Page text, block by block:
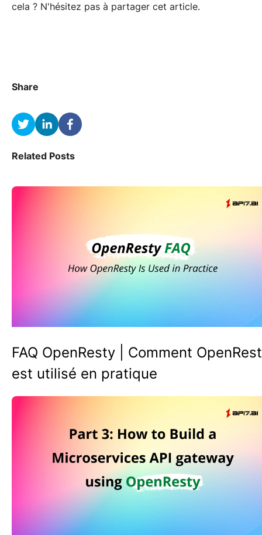
cela ? N'hésitez pas à partager cet article.
Share
Related Posts
FAQ OpenResty | Comment
est utilisé en pratique